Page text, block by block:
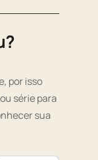
por isso
série para
sua